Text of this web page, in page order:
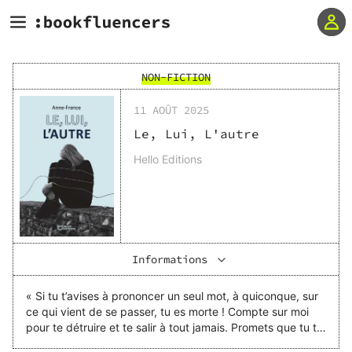
NON-FICTION
11 AOÛT 2025
Le, Lui, L'autre
Hello Editions
Informations
« Si tu t’avises à prononcer un seul mot, à quiconque, sur
ce qui vient de se passer, tu es morte ! Compte sur moi
pour te détruire et te salir à tout jamais. Promets que tu te